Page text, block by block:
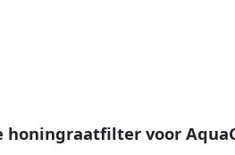
honingraatfilter voor